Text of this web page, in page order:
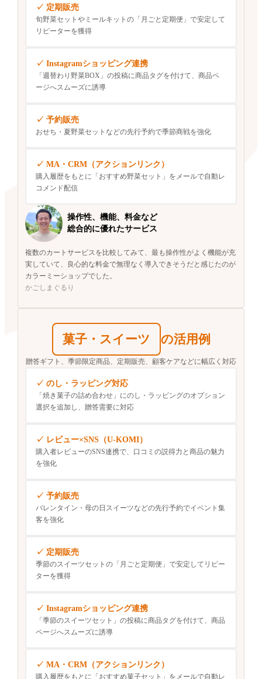
定期販売
旬野菜セットやミールキットの「月ごと定期便」で安定して
リピーターを獲得
Instagramショッピング連携
「週替わり野菜BOX」の投稿に商品タグを付けて、商品ペ
ージへスムーズに誘導
予約販売
おせち・夏野菜セットなどの先行予約で季節商戦を強化
MA・CRM（アクションリンク）
購入履歴をもとに「おすすめ野菜セット」をメールで自動レ
コメンド配信
操作性、機能、料金など
総合的に優れたサービス
複数のカートサービスを比較してみて、最も操作性がよく機能が充
実していて、良心的な料金で無理なく導入できそうだと感じたのが
カラーミーショップでした。
かごしまぐるり
菓子・スイーツ の活用例
贈答ギフト、季節限定商品、 定期販売、顧客ケアなどに幅広く対応
のし・ラッピング対応
「焼き菓子の詰め合わせ」にのし・ラッピングのオプション
選択を追加し、贈答需要に対応
レビュー×SNS（U-KOMI）
購入者レビューのSNS連携で、口コミの説得力と商品の魅力
を強化
予約販売
バレンタイン・母の日スイーツなどの先行予約でイベント集
客を強化
定期販売
季節のスイーツセットの「月ごと定期便」で安定してリピー
ターを獲得
Instagramショッピング連携
「季節のスイーツセット」の投稿に商品タグを付けて、商品
ページへスムーズに誘導
MA・CRM（アクションリンク）
購入履歴をもとに「おすすめ菓子セット」をメールで自動レ